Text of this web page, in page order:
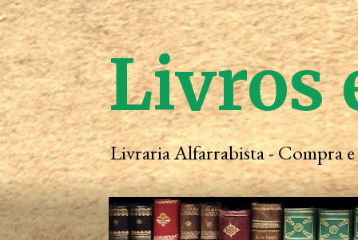
Livros
Livraria Alfarrabista - Compra